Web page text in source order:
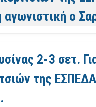
αγωνιστική ο
2-3 σετ.
της